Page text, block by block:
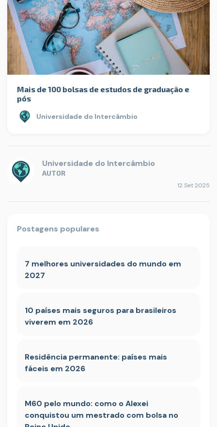
Mais de 100 bolsas de estudos de graduação e
pós
Universidade do Intercâmbio
Universidade do Intercâmbio
AUTOR
12 Set 2025
Postagens populares
7 melhores universidades do mundo em
2027
10 países mais seguros para brasileiros
viverem em 2026
Residência permanente: países mais
fáceis em 2026
M60 pelo mundo: como o Alexei
conquistou um mestrado com bolsa no